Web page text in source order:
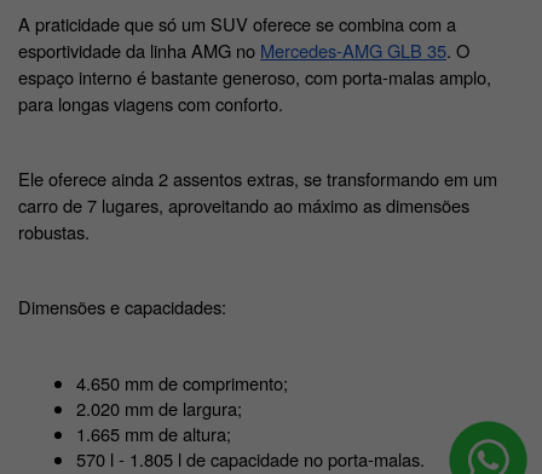
A praticidade que só um SUV oferece se combina com a
esportividade da linha AMG no Mercedes-AMG GLB 35. O
espaço interno é bastante generoso, com porta-malas amplo,
para longas viagens com conforto.
Ele oferece ainda 2 assentos extras, se transformando em um
carro de 7 lugares, aproveitando ao máximo as dimensões
robustas.
Dimensões e capacidades:
4.650 mm de comprimento;
2.020 mm de largura;
1.665 mm de altura;
570 l - 1.805 l de capacidade no porta-malas.